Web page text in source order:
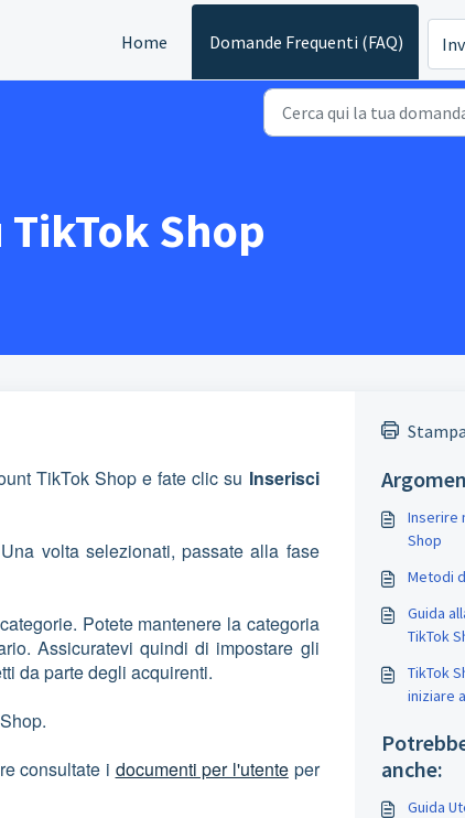
Home Domande Frequenti (FAQ)
Shop
TikTok Shop e fate clic su Inserisci
volta selezionati, passate alla fase
Potete mantenere la categoria
Assicuratevi quindi di impostare gli
da parte degli acquirenti.
consultate i documenti per l'utenteper
Stampa
Inserire
Shop
Metodi
Guida
TikTok
TikTok
iniziare
anche:
Guida